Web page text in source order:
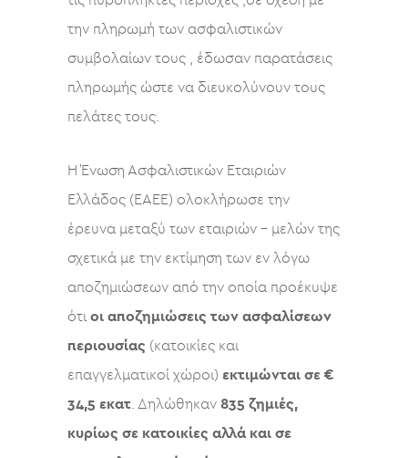
την πληρωμή των ασφαλιστικών
συμβολαίων τους , έδωσαν παρατάσεις
πληρωμής ώστε να διευκολύνουν τους
πελάτες τους.
Η Ένωση Ασφαλιστικών Εταιριών
Ελλάδος (ΕΑΕΕ) ολοκλήρωσε την
έρευνα μεταξύ των εταιριών – μελών της
σχετικά με την εκτίμηση των εν λόγω
αποζημιώσεων από την οποία προέκυψε
ότι οι αποζημιώσεις των ασφαλίσεων
περιουσίας (κατοικίες και
επαγγελματικοί χώροι) εκτιμώνται σε €
34,5 εκατ. Δηλώθηκαν 835 ζημιές,
κυρίως σε κατοικίες αλλά και σε